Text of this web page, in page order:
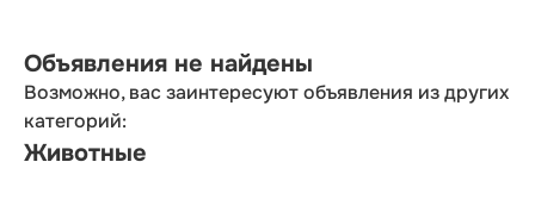
Объявления не найдены
Возможно, вас заинтересуют объявления из других
категорий:
Животные